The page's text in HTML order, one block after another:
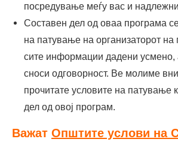
посредување меѓу вас и
Составен дел од оваа програма
на патување на организаторот на
сите информации дадени усмено,
сноси одговорност. Ве молиме
прочитате условите на патување
дел од овој програм.
Важат Општите услови на